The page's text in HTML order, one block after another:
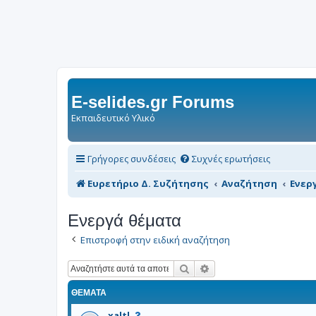
E-selides.gr Forums
Εκπαιδευτικό Υλικό
Γρήγορες συνδέσεις Συχνές ερωτήσεις
Ευρετήριο Δ. Συζήτησης
Αναζήτηση
Ενεργά θέματα
Επιστροφή στην ειδική αναζήτηση
Αναζήτηση
ΘΈΜΑΤΑ